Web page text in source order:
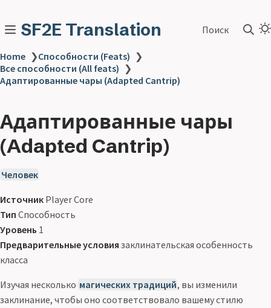
SF2E Translation Поиск
Home ❯Способности (Feats) ❯
Все способности (All feats) ❯
Адаптированные чары (Adapted Cantrip)
Адаптированные чары
(Adapted Cantrip)
Человек
Источник Player Core
Тип Способность
Уровень 1
Предварительные условия заклинательская особенность
класса
Изучая несколько магических традиций, вы изменили
заклинание, чтобы оно соответствовало вашему стилю